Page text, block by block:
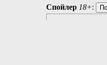
Спойлер 18+: